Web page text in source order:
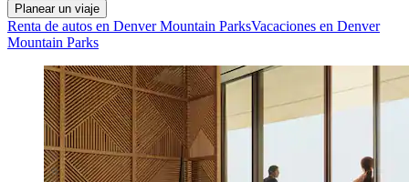
Planear un viaje
Renta de autos en Denver Mountain ParksVacaciones en Denver
Mountain Parks